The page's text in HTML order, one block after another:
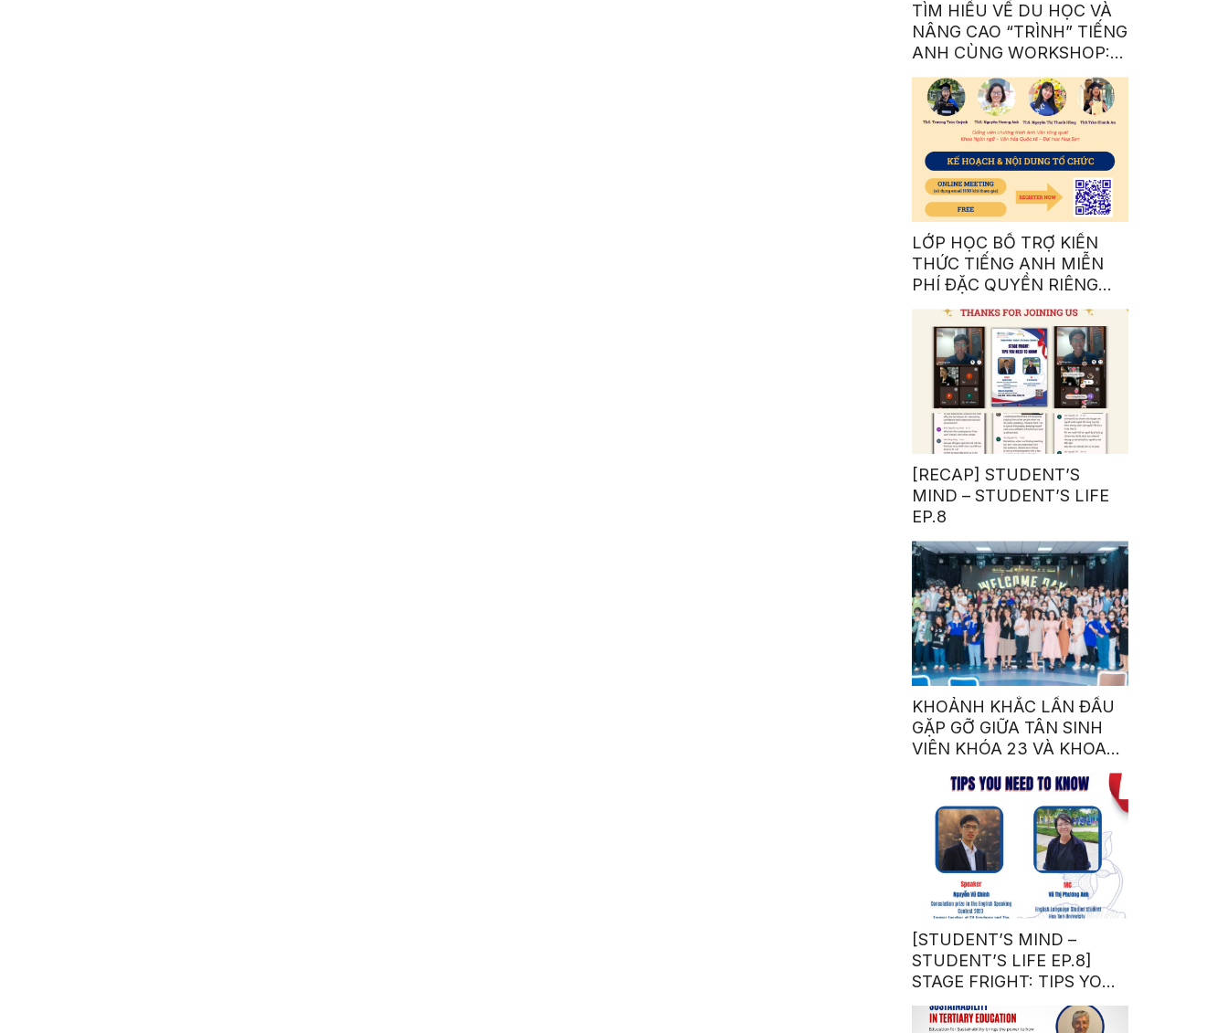
TÌM HIỂU VỀ DU HỌC VÀ
NÂNG CAO “TRÌNH” TIẾNG
ANH CÙNG WORKSHOP: A
COMPLETE GUIDE TO BE
AN INTERNATIONAL
STUDENT 101
LỚP HỌC BỔ TRỢ KIẾN
THỨC TIẾNG ANH MIỄN
PHÍ ĐẶC QUYỀN RIÊNG
CHO SINH VIÊN NHÀ SEN
[RECAP] STUDENT’S
MIND – STUDENT’S LIFE
EP.8
KHOẢNH KHẮC LẦN ĐẦU
GẶP GỠ GIỮA TÂN SINH
VIÊN KHÓA 23 VÀ KHOA
QUỐC TẾ NHÀ SEN
[STUDENT’S MIND –
STUDENT’S LIFE EP.8]
STAGE FRIGHT: TIPS YOU
NEED TO KNOW